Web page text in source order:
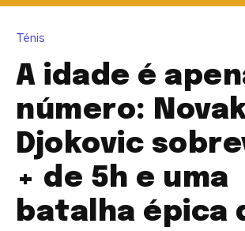
Ténis
A idade é
número:
Djokovic
+ de 5h e uma
batalha épica